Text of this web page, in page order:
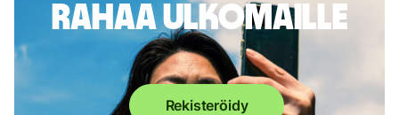
rahaa ulkomaille
Rekisteröidy